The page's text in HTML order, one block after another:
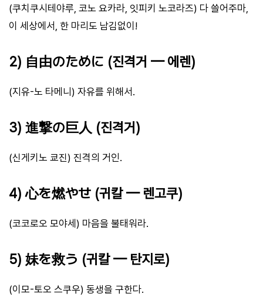
(쿠치쿠시테야루, 코노 요카라, 잇피키 노코라즈) 다 쓸어주마,
이 세상에서, 한 마리도 남김없이!
2) 自由のために (진격거 — 에렌)
(지유-노 타메니) 자유를 위해서.
3) 進撃の巨人 (진격거)
(신게키노 쿄진) 진격의 거인.
4) 心を燃やせ (귀칼 — 렌고쿠)
(코코로오 모야세) 마음을 불태워라.
5) 妹を救う (귀칼 — 탄지로)
(이모-토오 스쿠우) 동생을 구한다.